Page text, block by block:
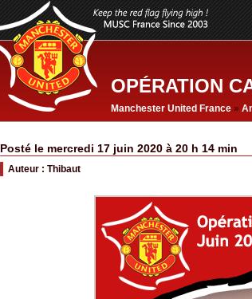
OPÉRATION
Manchester United France »
Posté le mercredi 17 juin 2020 à 20 h 14 min
Auteur : Thibaut